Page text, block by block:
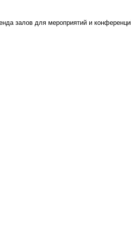
залов для мероприятий и